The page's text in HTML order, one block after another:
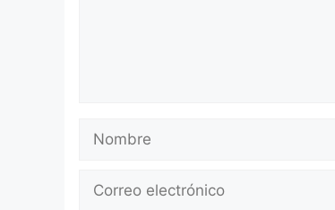
Nombre
Correo